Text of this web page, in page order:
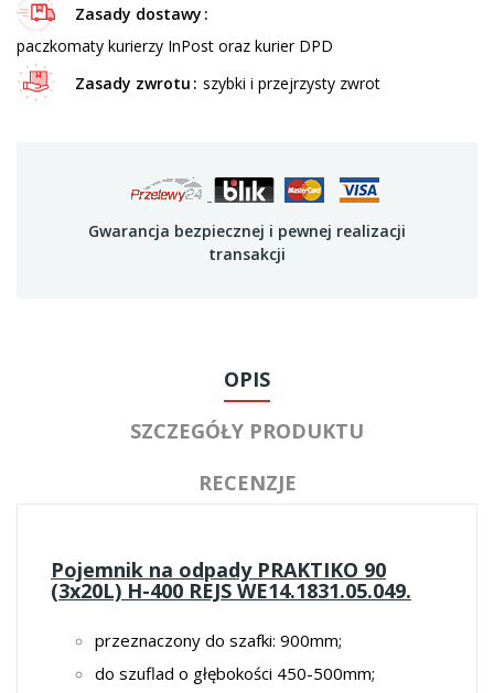
Zasady dostawy
paczkomaty kurierzy InPost oraz kurier DPD
Zasady zwrotu
szybki i przejrzysty zwrot
Gwarancja bezpiecznej i pewnej realizacji
transakcji
OPIS
SZCZEGÓŁY PRODUKTU
RECENZJE
Pojemnik na odpady PRAKTIKO 90
(3x20L) H-400 REJS WE14.1831.05.049.
przeznaczony do szafki: 900mm;
do szuflad o głębokości 450-500mm;